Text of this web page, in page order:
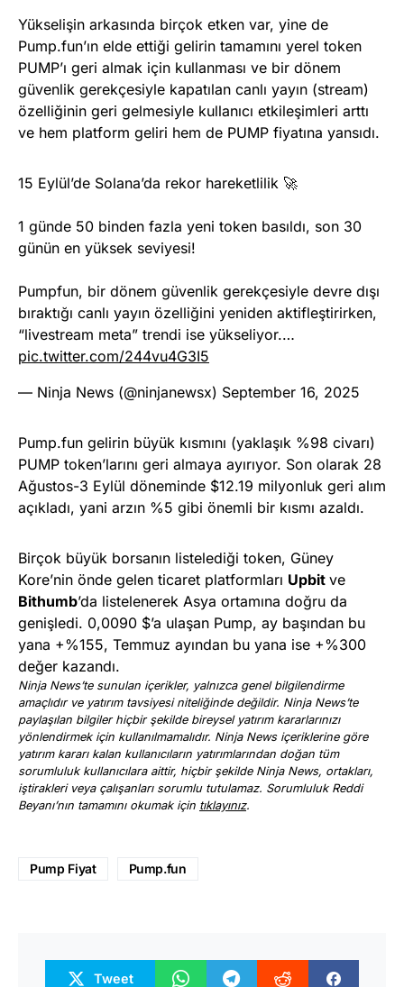
Yükselişin arkasında birçok etken var, yine de
Pump.fun’ın elde ettiği gelirin tamamını yerel token
PUMP’ı geri almak için kullanması ve bir dönem
güvenlik gerekçesiyle kapatılan canlı yayın (stream)
özelliğinin geri gelmesiyle kullanıcı etkileşimleri arttı
ve hem platform geliri hem de PUMP fiyatına yansıdı.
15 Eylül’de Solana’da rekor hareketlilik 🚀
1 günde 50 binden fazla yeni token basıldı, son 30
günün en yüksek seviyesi!
Pumpfun, bir dönem güvenlik gerekçesiyle devre dışı
bıraktığı canlı yayın özelliğini yeniden aktifleştirirken,
“livestream meta” trendi ise yükseliyor.…
pic.twitter.com/244vu4G3I5
— Ninja News (@ninjanewsx) September 16, 2025
Pump.fun gelirin büyük kısmını (yaklaşık %98 civarı)
PUMP token’larını geri almaya ayırıyor. Son olarak 28
Ağustos-3 Eylül döneminde $12.19 milyonluk geri alım
açıkladı, yani arzın %5 gibi önemli bir kısmı azaldı.
Birçok büyük borsanın listelediği token, Güney
Kore’nin önde gelen ticaret platformları Upbit ve
Bithumb’da listelenerek Asya ortamına doğru da
genişledi. 0,0090 $’a ulaşan Pump, ay başından bu
yana +%155, Temmuz ayından bu yana ise +%300
değer kazandı.
Ninja News’te sunulan içerikler, yalnızca genel bilgilendirme
amaçlıdır ve yatırım tavsiyesi niteliğinde değildir. Ninja News’te
paylaşılan bilgiler hiçbir şekilde bireysel yatırım kararlarınızı
yönlendirmek için kullanılmamalıdır. Ninja News içeriklerine göre
yatırım kararı kalan kullanıcıların yatırımlarından doğan tüm
sorumluluk kullanıcılara aittir, hiçbir şekilde Ninja News, ortakları,
iştirakleri veya çalışanları sorumlu tutulamaz. Sorumluluk Reddi
Beyanı’nın tamamını okumak için tıklayınız.
Pump Fiyat Pump.fun
Tweet